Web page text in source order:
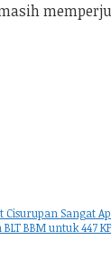
Sangat
BBM untuk 447